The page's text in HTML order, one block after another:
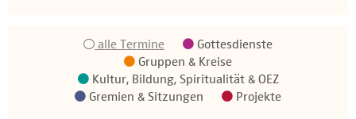
Kontakt
alle Termine
Gottesdienste
Gruppen & Kreise
Kultur, Bildung, Spiritualität & OEZ
Gremien & Sitzungen
Projekte